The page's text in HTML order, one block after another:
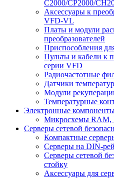
С2000/CP2000/
Аксессуары к
VFD-VL
Платы и модули
преобразователей
Приспособления
Пульты и кабели к
серии VFD
Радиочастотные
Датчики
Модули
Температурные
Электронные
Микросхемы RAM,
Серверы сетевой
Компактные
Серверы на DIN-
Серверы сетевой
стойку
Аксессуары для